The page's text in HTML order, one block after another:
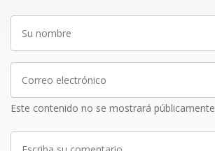
Su
nombre
Correo
electrónico
Este contenido no se mostrará públicamente
Escriba